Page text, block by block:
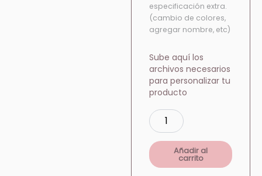
especificación extra.
(cambio de colores,
agregar nombre, etc)
Sube aquí los
archivos necesarios
para personalizar tu
producto
Añadir al
carrito